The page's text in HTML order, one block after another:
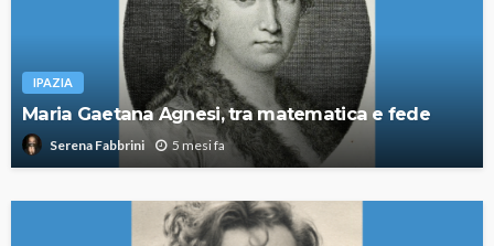
IPAZIA
Maria Gaetana Agnesi, tra matematica e fede
Serena Fabbrini 5 mesi fa